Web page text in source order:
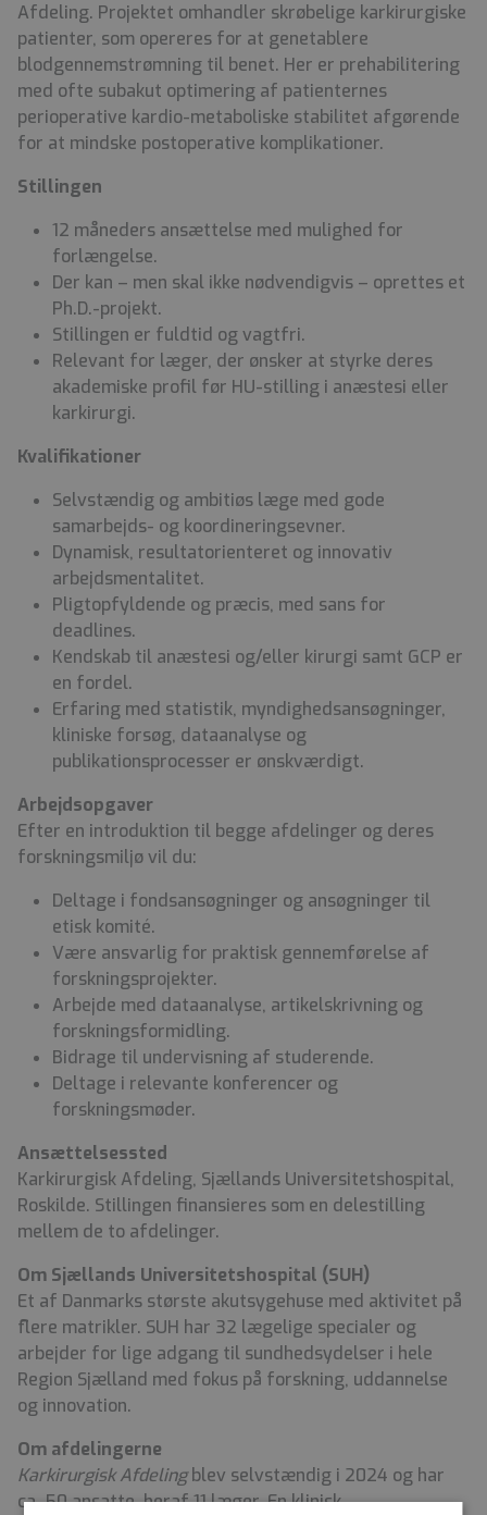
Afdeling. Projektet omhandler skrøbelige karkirurgiske
patienter, som opereres for at genetablere
blodgennemstrømning til benet. Her er prehabilitering
med ofte subakut optimering af patienternes
perioperative kardio-metaboliske stabilitet afgørende
for at mindske postoperative komplikationer.
Stillingen
12 måneders ansættelse med mulighed for
forlængelse.
Der kan – men skal ikke nødvendigvis – oprettes et
Ph.D.-projekt.
Stillingen er fuldtid og vagtfri.
Relevant for læger, der ønsker at styrke deres
akademiske profil før HU-stilling i anæstesi eller
karkirurgi.
Kvalifikationer
Selvstændig og ambitiøs læge med gode
samarbejds- og koordineringsevner.
Dynamisk, resultatorienteret og innovativ
arbejdsmentalitet.
Pligtopfyldende og præcis, med sans for
deadlines.
Kendskab til anæstesi og/eller kirurgi samt GCP er
en fordel.
Erfaring med statistik, myndighedsansøgninger,
kliniske forsøg, dataanalyse og
publikationsprocesser er ønskværdigt.
Arbejdsopgaver
Efter en introduktion til begge afdelinger og deres
forskningsmiljø vil du:
Deltage i fondsansøgninger og ansøgninger til
etisk komité.
Være ansvarlig for praktisk gennemførelse af
forskningsprojekter.
Arbejde med dataanalyse, artikelskrivning og
forskningsformidling.
Bidrage til undervisning af studerende.
Deltage i relevante konferencer og
forskningsmøder.
Ansættelsessted
Karkirurgisk Afdeling, Sjællands Universitetshospital,
Roskilde. Stillingen finansieres som en delestilling
mellem de to afdelinger.
Om Sjællands Universitetshospital (SUH)
Et af Danmarks største akutsygehuse med aktivitet på
flere matrikler. SUH har 32 lægelige specialer og
arbejder for lige adgang til sundhedsydelser i hele
Region Sjælland med fokus på forskning, uddannelse
og innovation.
Om afdelingerne
Karkirurgisk Afdelingblev selvstændig i 2024 og har
ca. 50 ansatte, heraf 11 læger. En klinisk